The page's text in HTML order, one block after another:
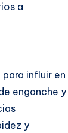
a
influir en
enganche y
y